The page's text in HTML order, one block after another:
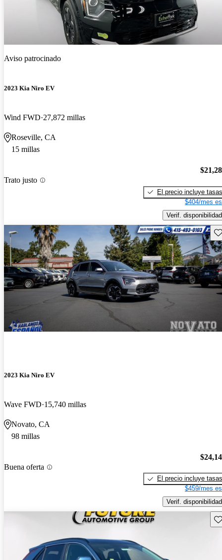
Aviso patrocinado
2023 Kia Niro EV
Wind FWD 27,872 millas
Roseville, CA
15 millas
Trato justo
El precio incluye tasas
$404/mes
Verif. disponibilidad
2023 Kia Niro EV
Wave FWD 15,740 millas
Novato, CA
98 millas
Buena oferta
El precio incluye tasas
$459/mes
Verif. disponibilidad